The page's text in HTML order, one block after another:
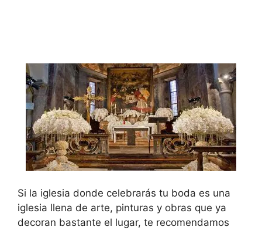
Si la iglesia donde celebrarás tu boda es una
iglesia llena de arte, pinturas y obras que ya
decoran bastante el lugar, te recomendamos